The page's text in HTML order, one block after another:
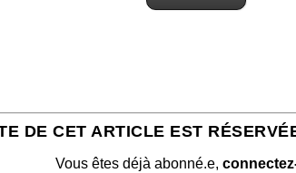
DE CET ARTICLE EST
Vous êtes déjà abonné.e,